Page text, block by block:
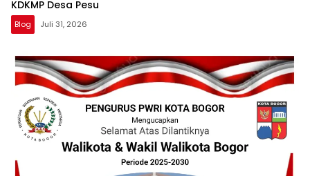
KDKMP Desa Pesu
Blog Juli 31, 2026